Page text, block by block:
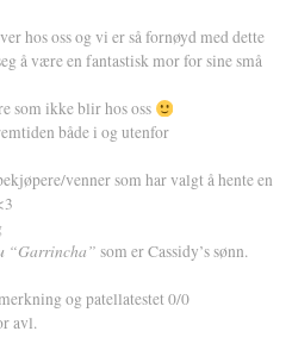
hos oss og vi er så fornøyd med dette
å være en fantastisk mor for sine små
som ikke blir hos oss
både i og utenfor
venner som har valgt å hente en
“Garrincha” som er Cassidy’s sønn.
og patellatestet 0/0
avl.